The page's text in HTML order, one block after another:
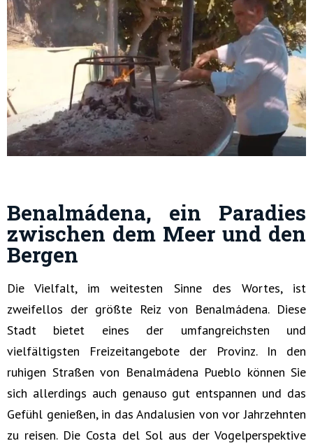
Benalmádena, ein Paradies
zwischen dem Meer und den
Bergen
Die Vielfalt, im weitesten Sinne des Wortes, ist
zweifellos der größte Reiz von Benalmádena. Diese
Stadt bietet eines der umfangreichsten und
vielfältigsten Freizeitangebote der Provinz. In den
ruhigen Straßen von Benalmádena Pueblo können Sie
sich allerdings auch genauso gut entspannen und das
Gefühl genießen, in das Andalusien von vor Jahrzehnten
zu reisen. Die Costa del Sol aus der Vogelperspektive